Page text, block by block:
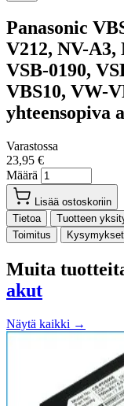
Panasonic
V212, NV-A3,
VSB-0190,
VBS10, VW-
yhteensopiva
Varastossa
23,95 €
Määrä
Lisää ostoskoriin
Tietoa
Tuotteen
Toimitus
Kysymykset
Muita
akut
Näytä kaikki →